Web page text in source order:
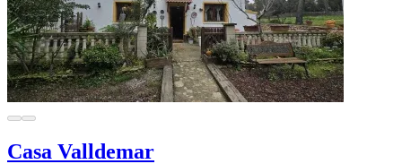
Casa Valldemar